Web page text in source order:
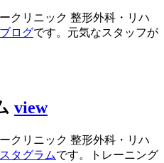
クリニック 整形外科・リハ
ログです。元気なスタッフが
view
クリニック 整形外科・リハ
タグラムです。トレーニング